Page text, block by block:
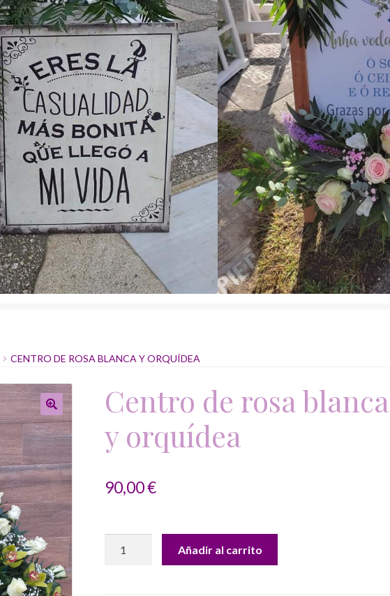
CENTRO DE ROSA BLANCA Y ORQUÍDEA
Centro de rosa blanca
y orquídea
90,00€
Añadir al carrito